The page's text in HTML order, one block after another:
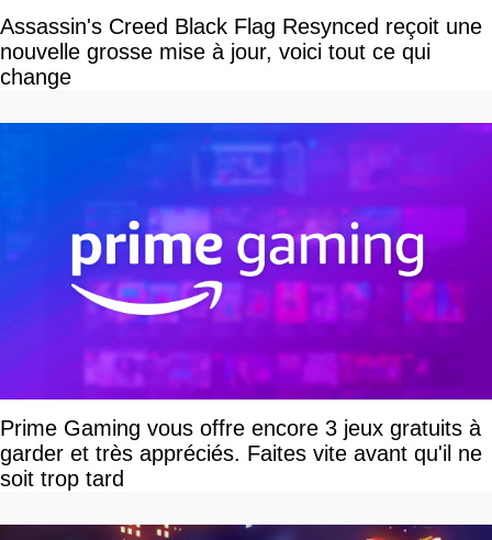
Assassin's Creed Black Flag Resynced reçoit une
nouvelle grosse mise à jour, voici tout ce qui
change
Prime Gaming vous offre encore 3 jeux gratuits à
garder et très appréciés. Faites vite avant qu'il ne
soit trop tard